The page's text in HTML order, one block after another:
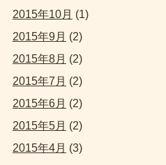
2015年10月 (1)
2015年9月 (2)
2015年8月 (2)
2015年7月 (2)
2015年6月 (2)
2015年5月 (2)
2015年4月 (3)